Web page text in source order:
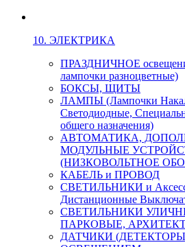
10. ЭЛЕКТРИКА
ПРАЗДНИЧНОЕ
лампочки разноцветные)
БОКСЫ, ЩИТЫ
ЛАМПЫ (Лампочки
Светодиодные,
общего назначения)
АВТОМАТИКА,
МОДУЛЬНЫЕ
(НИЗКОВОЛЬТНОЕ
КАБЕЛЬ и ПРОВОД
СВЕТИЛЬНИКИ и
Дистанционные
СВЕТИЛЬНИКИ
ПАРКОВЫЕ,
ДАТЧИКИ